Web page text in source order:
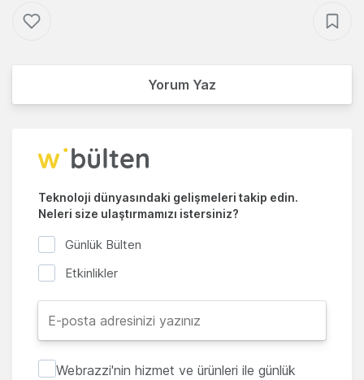
Yorum Yaz
Teknoloji dünyasındaki gelişmeleri takip edin.
Neleri size ulaştırmamızı istersiniz?
Günlük Bülten
Etkinlikler
Webrazzi'nin hizmet ve ürünleri ile günlük